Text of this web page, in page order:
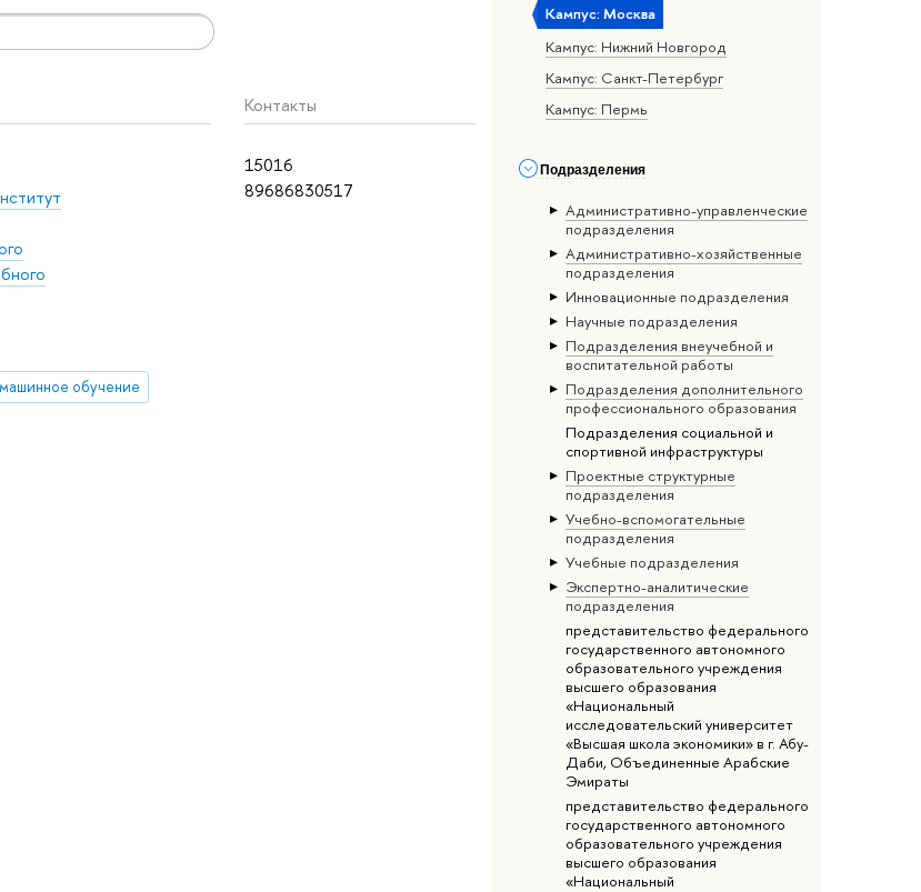
Кампус: Москва
Кампус: Нижний Новгород
Кампус: Санкт-Петербург
Кампус: Пермь
Подразделения
Административно-управленческие
подразделения
Административно-хозяйственные
подразделения
Инновационные подразделения
Научные подразделения
Подразделения внеучебной и
воспитательной работы
Подразделения дополнительного
профессионального образования
Подразделения социальной и
спортивной инфраструктуры
Проектные структурные
подразделения
Учебно-вспомогательные
подразделения
Учебные подразделения
Экспертно-аналитические
подразделения
представительство федерального
государственного автономного
образовательного учреждения
высшего образования
«Национальный
исследовательский университет
«Высшая школа экономики» в г. Абу-
Даби, Объединенные Арабские
Эмираты
представительство федерального
государственного автономного
образовательного учреждения
высшего образования
«Национальный
Контакты
15016
89686830517
машинное обучение